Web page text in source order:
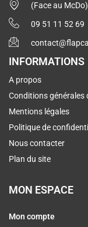
(Face au McDo)
09 51 11 52 69
INFORMATIONS
A propos
Conditions générales
Mentions légales
Politique de
Nous contacter
Plan du site
MON ESPACE
Mon compte